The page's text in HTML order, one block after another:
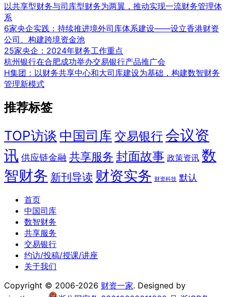
以共享型财务与司库型财务为两翼，推动实现一流财务管理体
系
6家央企实践：持续推进境外司库体系建设——设立香港财资
公司、构建跨境资金池
25家央企：2024年财务工作重点
杭州银行在合肥成功举办交易银行产品推广会
H集团：以财务共享中心和大司库建设为基础，构建数智财务
管理新模式
推荐标签
TOP访谈 中国司库 交易银行会议资
讯 供应链金融 共享服务 封面故事 政策资讯 数
智财务 新刊导读 财资实务 财资科技 默认
首页
中国司库
数智财务
共享服务
交易银行
约访/投稿/授课/讲座
关于我们
Copyright © 2006-2026 财资一家. Designed by